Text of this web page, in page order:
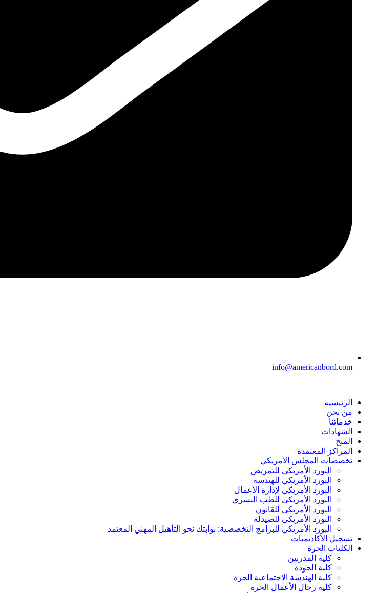
info@americanbord.com
الرئيسية
من نحن
خدماتنا
الشهادات
المنح
المراكز المعتمدة
تخصصات المجلس الأمريكي
البورد الأمريكي للتمريض
البورد الأمريكي للهندسة
البورد الأمريكي لإدارة الأعمال
البورد الأمريكي للطب البشري
البورد الأمريكي للقانون
البورد الأمريكي للصيدلة
البورد الأمريكي للبرامج التخصصية: بوابتك نحو التأهيل المهني المعتمد
تسجيل الأكاديميات
الكليات الحرة
كلية المدربين
كلية الجودة
كلية الهندسة الاجتماعية الحرة
كلية رجال الأعمال الحرة